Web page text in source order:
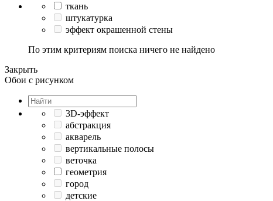
ткань
штукатурка
эффект окрашенной стены
По этим критериям поиска ничего не найдено
Закрыть
Обои с рисунком
3D-эффект
абстракция
акварель
вертикальные полосы
веточка
геометрия
город
детские